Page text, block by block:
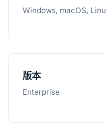
Windows, macOS,
版本
Enterprise